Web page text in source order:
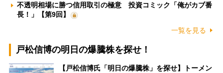
不透明相場に勝つ信用取引の極意 投資コミック「俺がカブ番
長！」【第9回】
一覧を見る
戸松信博の明日の爆騰株を探せ！
【戸松信博氏「明日の爆騰株」を探せ】トーメン